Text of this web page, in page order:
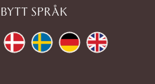
BYTT SPRÅK